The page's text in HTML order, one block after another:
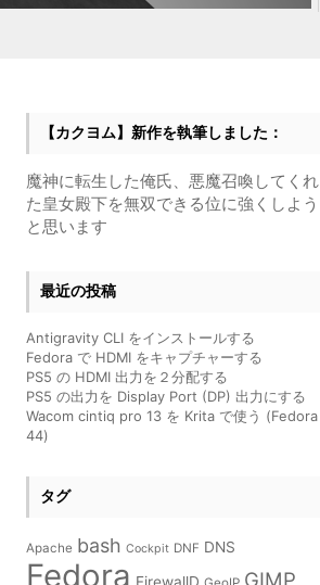
【カクヨム】新作を執筆しました：
魔神に転生した俺氏、悪魔召喚してくれ
た皇女殿下を無双できる位に強くしよう
と思います
最近の投稿
Antigravity CLI をインストールする
Fedora で HDMI をキャプチャーする
PS5 の HDMI 出力を２分配する
PS5 の出力を Display Port (DP) 出力にする
Wacom cintiq pro 13 を Krita で使う (Fedora
44)
タグ
Apache bash Cockpit DNF DNS
Fedora GIMP